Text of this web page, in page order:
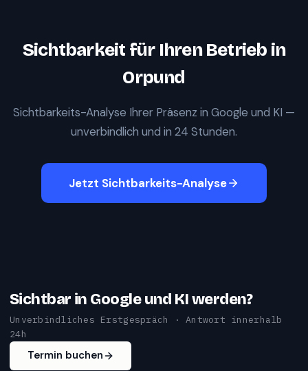
Sichtbarkeit für Ihren Betrieb in
Orpund
Sichtbarkeits-Analyse Ihrer Präsenz in Google und KI —
unverbindlich und in 24 Stunden.
Jetzt Sichtbarkeits-Analyse
Sichtbar in Google und KI werden?
Unverbindliches Erstgespräch · Antwort innerhalb
24h
Termin buchen